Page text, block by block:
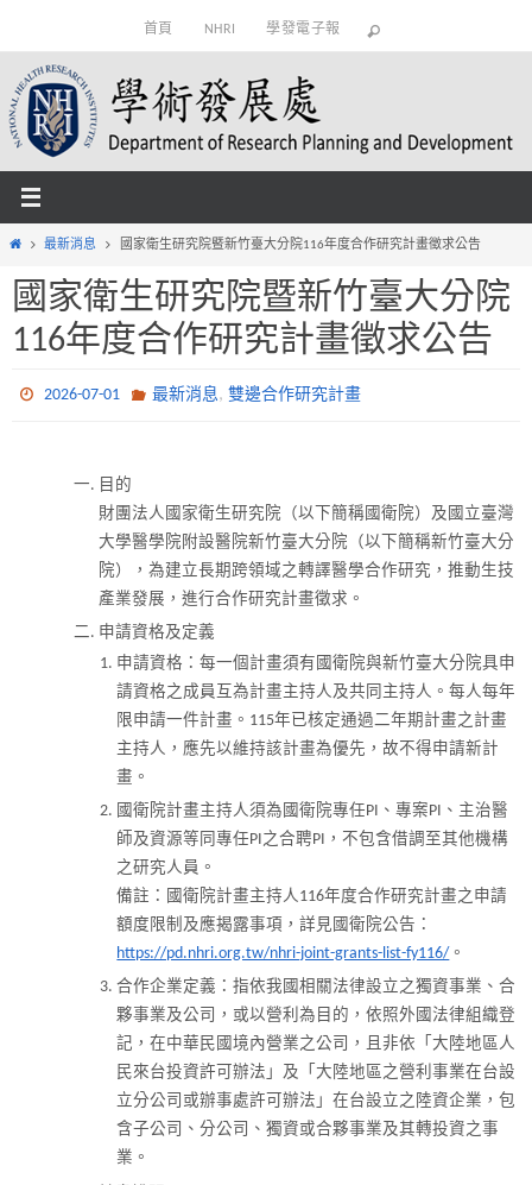
content
首頁 NHRI 學發電子報
Home最新消息 國家衛生研究院暨新竹臺大分院116年度合作研究計畫徵求公告
國家衛生研究院暨新竹臺大分院
116年度合作研究計畫徵求公告
2026-07-01 最新消息, 雙邊合作研究計畫
目的
財團法人國家衛生研究院（以下簡稱國衛院）及國立臺灣
大學醫學院附設醫院新竹臺大分院（以下簡稱新竹臺大分
院），為建立長期跨領域之轉譯醫學合作研究，推動生技
產業發展，進行合作研究計畫徵求。
申請資格及定義
申請資格：每一個計畫須有國衛院與新竹臺大分院具申
請資格之成員互為計畫主持人及共同主持人。每人每年
限申請一件計畫。115年已核定通過二年期計畫之計畫
主持人，應先以維持該計畫為優先，故不得申請新計
畫。
國衛院計畫主持人須為國衛院專任PI、專案PI、主治醫
師及資源等同專任PI之合聘PI，不包含借調至其他機構
之研究人員。
備註：國衛院計畫主持人116年度合作研究計畫之申請
額度限制及應揭露事項，詳見國衛院公告：
https://pd.nhri.org.tw/nhri-joint-grants-list-fy116/ 。
合作企業定義：指依我國相關法律設立之獨資事業、合
夥事業及公司，或以營利為目的，依照外國法律組織登
記，在中華民國境內營業之公司，且非依「大陸地區人
民來台投資許可辦法」及「大陸地區之營利事業在台設
立分公司或辦事處許可辦法」在台設立之陸資企業，包
含子公司、分公司、獨資或合夥事業及其轉投資之事
業。